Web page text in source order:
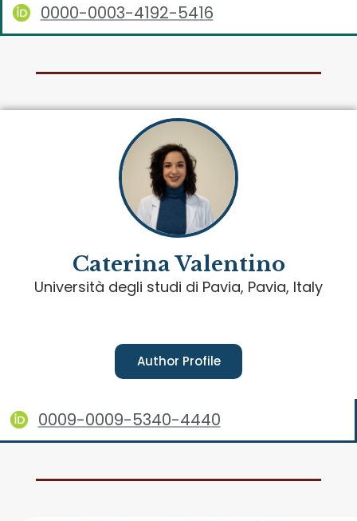
0000-0003-4192-5416
Caterina Valentino
Università degli studi di Pavia, Pavia, Italy
Author Profile
0009-0009-5340-4440